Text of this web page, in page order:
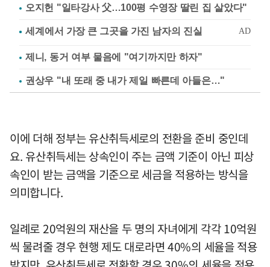
오지헌 "일타강사 父…100평 수영장 딸린 집 살았다"
제니, 동거 여부 물음에 "여기까지만 하자"
권상우 "내 또래 중 내가 제일 빠른데 아들은…"
이에 더해 정부는 유산취득세로의 전환을 준비 중인데
요. 유산취득세는 상속인이 주는 금액 기준이 아닌 피상
속인이 받는 금액을 기준으로 세금을 적용하는 방식을
의미합니다.
일례로 20억원의 재산을 두 명의 자녀에게 각각 10억원
씩 물려줄 경우 현행 제도 대로라면 40%의 세율을 적용